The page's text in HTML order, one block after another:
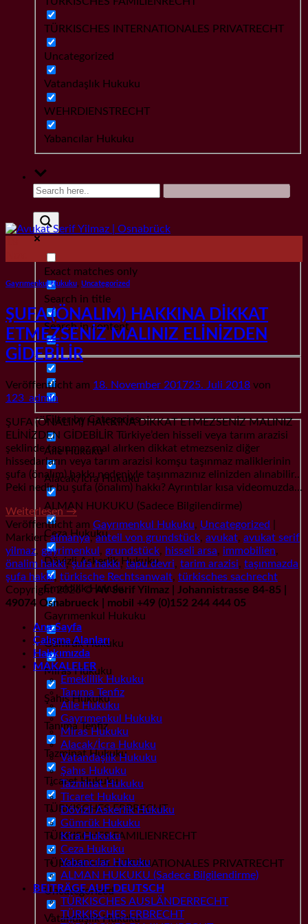
TÜRKISCHES INTERNATIONALES PRIVATRECHT
Uncategorized
Vatandaşlık Hukuku
WEHRDIENSTRECHT
Yabancılar Hukuku
Exact matches only
Search in title
Search in content
Filter by Categories
Aile Hukuku
Alacak/İcra Hukuku
ALMAN HUKUKU (Sadece Bilgilendirme)
Ceza Hukuku
Dövizli Askerlik Hukuku
Emeklilik Hukuku
Gayrımenkul Hukuku
Gümrük Hukuku
Miras Hukuku
Şahıs Hukuku
Tanıma Tenfiz
Tazminat Hukuku
Ticaret Hukuku
TÜRKISCHES ERBRECHT
TÜRKISCHES FAMILIENRECHT
TÜRKISCHES INTERNATIONALES PRIVATRECHT
Uncategorized
Vatandaşlık Hukuku
Gayrımenkul Hukuku Uncategorized
ŞUFA (ÖNALIM) HAKKINA DİKKAT
ETMEZSENİZ MALINIZ ELİNİZDEN
GİDEBİLİR
Veröffentlicht am 18. November 201725. Juli 2018 von
123_admin
ŞUFA (ÖNALIM) HAKKINA DİKKAT ETMEZSENİZ MALINIZ
ELİNİZDEN GİDEBİLİR Türkiye’den hisseli veya tarım arazisi
şeklinde taşınmaz mal alırken dikkat etmezseniz diğer
hissedarların veya tarım arazisi komşu taşınmaz maliklerinin
şufa (önalım) hakkı nedeniyle taşınmazınız elinizden alınabilir..
Peki nedir bu şufa (önalım) hakkı? Ayrıntılar kısa videomuzda…
Weiterlesen→
Veröffentlicht am Gayrımenkul Hukuku, Uncategorized
Markiertalmanya,anteil von grundstück, avukat, avukat serif
yilmaz, gayrimenkul , grundstück, hisseli arsa, immobilien,
önalim hakki,şufa hakkı,tapu devri, tarim arazisi, taşınmazda
şufa hakkı, türkische Rechtsanwalt, türkisches sachrecht
Copyright 2026 ©AV Serif Yilmaz | Johannistrasse 84-85 |
49074 Osnabrueck | mobil +49 (0)152 244 444 05
Ana Sayfa
Çalışma Alanları
Hakkımızda
MAKALELER
Emeklilik Hukuku
Tanıma Tenfiz
Aile Hukuku
Gayrımenkul Hukuku
Miras Hukuku
Alacak/İcra Hukuku
Vatandaşlık Hukuku
Şahıs Hukuku
Tazminat Hukuku
Ticaret Hukuku
Dövizli Askerlik Hukuku
Gümrük Hukuku
Kira Hukuku
Ceza Hukuku
Yabancılar Hukuku
ALMAN HUKUKU (Sadece Bilgilendirme)
BEITRÄGE AUF DEUTSCH
TÜRKISCHES AUSLÄNDERRECHT
TÜRKISCHES ERBRECHT